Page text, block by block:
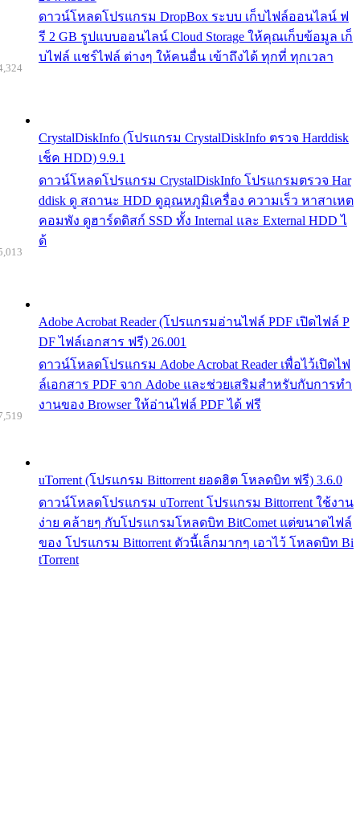
ดาวน์โหลดโปรแกรม DropBox ระบบ เก็บไฟล์ออนไลน์ ฟ
รี 2 GB รูปแบบออนไลน์ Cloud Storage ให้คุณเก็บข้อมูล เก็
บไฟล์ แชร์ไฟล์ ต่างๆ ให้คนอื่น เข้าถึงได้ ทุกที่ ทุกเวลา
CrystalDiskInfo (โปรแกรม CrystalDiskInfo ตรวจ Harddisk
เช็ค HDD) 9.9.1
ดาวน์โหลดโปรแกรม CrystalDiskInfo โปรแกรมตรวจ Har
ddisk ดู สถานะ HDD ดูอุณหภูมิเครื่อง ความเร็ว หาสาเหต
คอมพัง ดูฮาร์ดดิสก์ SSD ทั้ง Internal และ External HDD ไ
ด้
Adobe Acrobat Reader (โปรแกรมอ่านไฟล์ PDF เปิดไฟล์ P
DF ไฟล์เอกสาร ฟรี) 26.001
ดาวน์โหลดโปรแกรม Adobe Acrobat Reader เพื่อไว้เปิดไฟ
ล์เอกสาร PDF จาก Adobe และช่วยเสริมสำหรับกับการทำ
งานของ Browser ให้อ่านไฟล์ PDF ได้ ฟรี
uTorrent (โปรแกรม Bittorrent ยอดฮิต โหลดบิท ฟรี) 3.6.0
ดาวน์โหลดโปรแกรม uTorrent โปรแกรม Bittorrent ใช้งาน
ง่าย คล้ายๆ กับโปรแกรมโหลดบิท BitComet แต่ขนาดไฟล์
ของ โปรแกรม Bittorrent ตัวนี้เล็กมากๆ เอาไว้ โหลดบิท Bi
tTorrent